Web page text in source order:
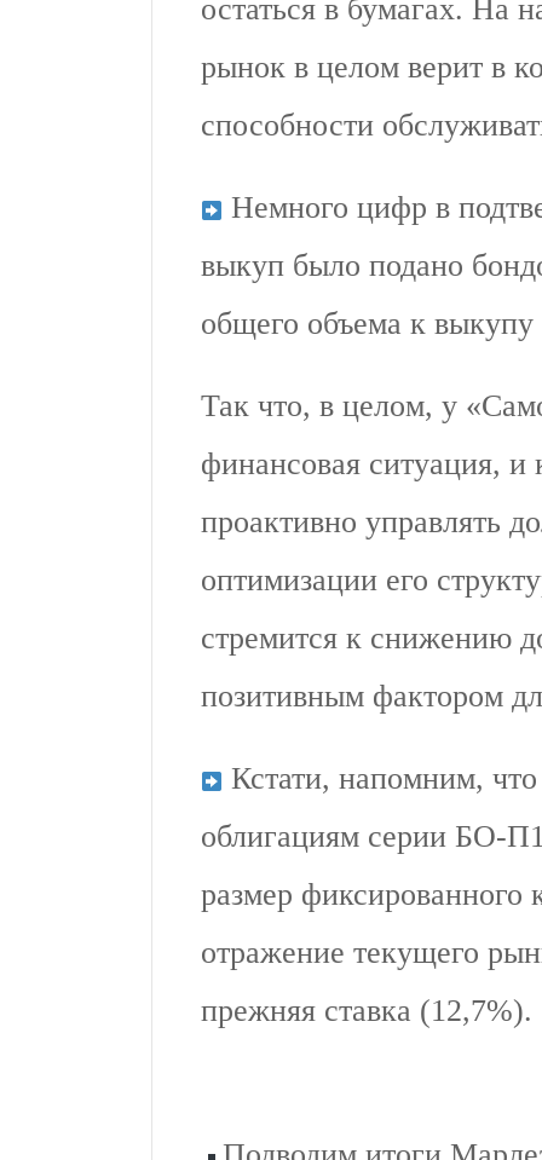
остаться в бумагах. На
рынок в целом верит в
способности
Немного цифр в
выкуп было подано
общего объема к
Так что, в целом, у
финансовая ситуация, и
проактивно управлять
оптимизации его
стремится к снижению
позитивным фактором
Кстати, напомним,
облигациям серии БО-
размер фиксированного
отражение текущего
прежняя ставка (12,7%).